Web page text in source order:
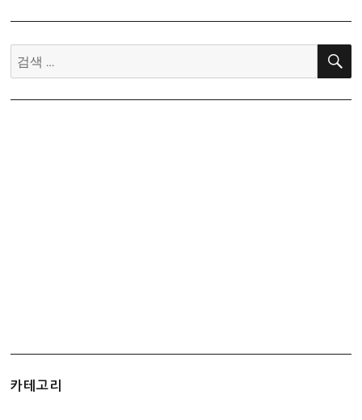
검
색:
검
카테고리